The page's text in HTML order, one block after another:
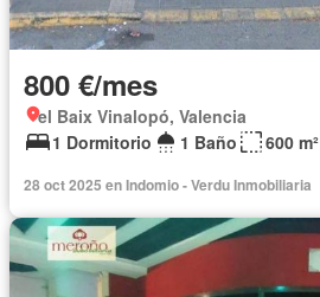
800 €/mes
el Baix Vinalopó, Valencia
1 Dormitorio
1 Baño 600 m²
28 oct 2025 en Indomio - Verdu Inmobiliaria